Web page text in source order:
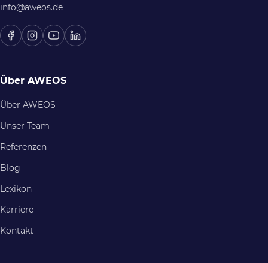
info@aweos.de
Über AWEOS
Über AWEOS
Unser Team
Referenzen
Blog
Lexikon
Karriere
Kontakt